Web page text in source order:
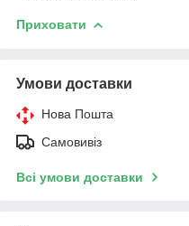
Приховати
Умови доставки
Нова Пошта
Самовивіз
Всі умови доставки